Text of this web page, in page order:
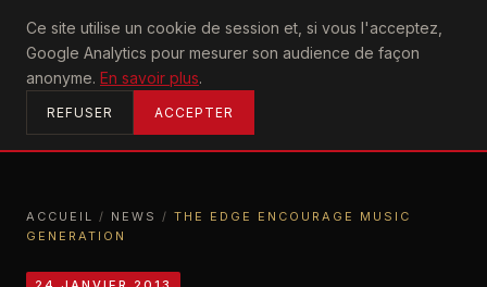
Ce site utilise un cookie de session et, si vous l'acceptez,
Google Analytics pour mesurer son audience de façon
anonyme. En savoir plus.
REFUSER ACCEPTER
U2achtung
ACCUEIL
ACCUEIL / NEWS / THE EDGE ENCOURAGE MUSIC
GENERATION